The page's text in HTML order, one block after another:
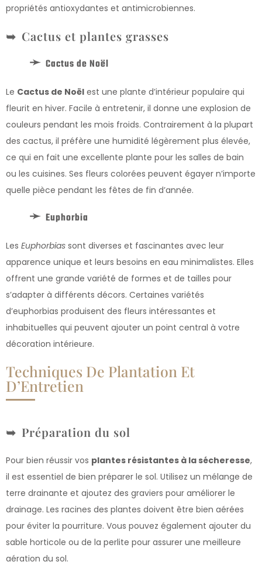
propriétés antioxydantes et antimicrobiennes.
Cactus et plantes grasses
Cactus de Noël
Le Cactus de Noël est une plante d’intérieur populaire qui
fleurit en hiver. Facile à entretenir, il donne une explosion de
couleurs pendant les mois froids. Contrairement à la plupart
des cactus, il préfère une humidité légèrement plus élevée,
ce qui en fait une excellente plante pour les salles de bain
ou les cuisines. Ses fleurs colorées peuvent égayer n’importe
quelle pièce pendant les fêtes de fin d’année.
Euphorbia
Les Euphorbias sont diverses et fascinantes avec leur
apparence unique et leurs besoins en eau minimalistes. Elles
offrent une grande variété de formes et de tailles pour
s’adapter à différents décors. Certaines variétés
d’euphorbias produisent des fleurs intéressantes et
inhabituelles qui peuvent ajouter un point central à votre
décoration intérieure.
Techniques De Plantation Et
D’Entretien
Préparation du sol
Pour bien réussir vos plantes résistantes à la sécheresse,
il est essentiel de bien préparer le sol. Utilisez un mélange de
terre drainante et ajoutez des graviers pour améliorer le
drainage. Les racines des plantes doivent être bien aérées
pour éviter la pourriture. Vous pouvez également ajouter du
sable horticole ou de la perlite pour assurer une meilleure
aération du sol.